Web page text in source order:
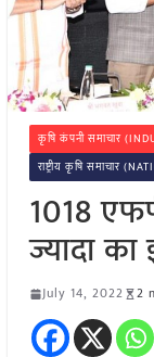
कृषि कंपनी समाचार
राष्ट्रीय कृषि समाचार
1018
ज्यादा का
July 14, 2022 2